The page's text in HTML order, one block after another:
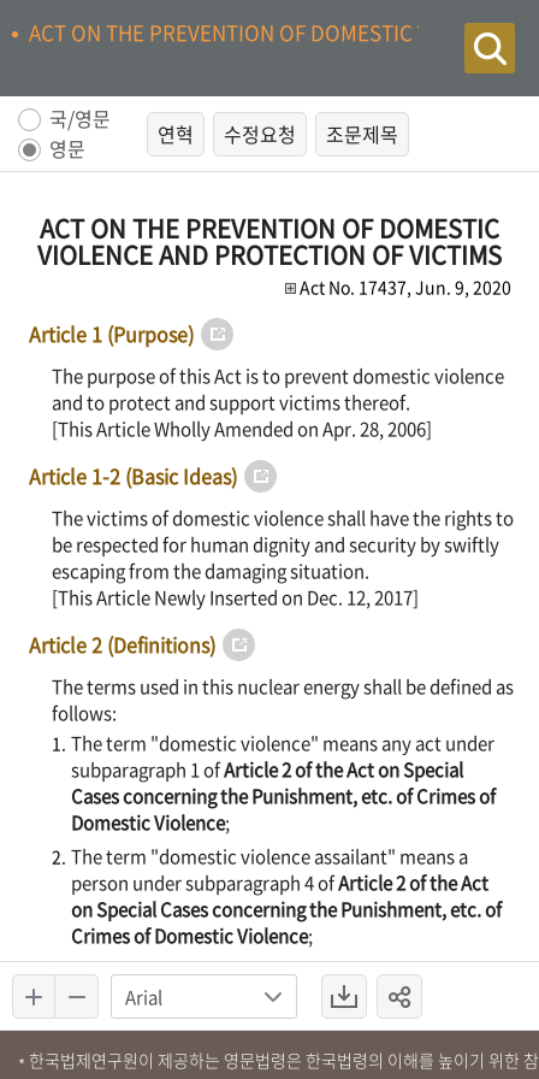
ACT ON THE PREVENTION OF DOMESTIC VIOLENCE
국/영문
영문
연혁 수정요청 조문제목
* 한국법제연구원이 제공하는 영문법령은 한국법령의 이해를 높이기 위한